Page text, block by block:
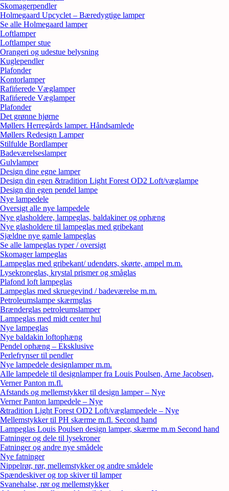
Skomagerpendler
Holmegaard Upcyclet – Bæredygtige lamper
Se alle Holmegaard lamper
Loftlamper
Loftlamper stue
Orangeri og udestue belysning
Kuglependler
Plafonder
Kontorlamper
Rafińerede Væglamper
Rafińerede Væglamper
Plafonder
Det grønne hjørne
Møllers Herregårds lamper. Håndsamlede
Møllers Redesign Lamper
Stilfulde Bordlamper
Badeværelseslamper
Gulvlamper
Design dine egne lamper
Design din egen &tradition Light Forest OD2 Loft/væglampe
Design din egen pendel lampe
Nye lampedele
Oversigt alle nye lampedele
Nye glasholdere, lampeglas, baldakiner og ophæng
Nye glasholdere til lampeglas med gribekant
Sjældne nye gamle lampeglas
Se alle lampeglas typer / oversigt
Skomager lampeglas
Lampeglas med gribekant/ udendørs, skørte, ampel m.m.
Lysekroneglas, krystal prismer og småglas
Plafond loft lampeglas
Lampeglas med skruegevind / badeværelse m.m.
Petroleumslampe skærmglas
Brænderglas petroleumslamper
Lampeglas med midt center hul
Nye lampeglas
Nye baldakin loftophæng
Pendel ophæng – Eksklusive
Perlefrynser til pendler
Nye lampedele designlamper m.m.
Alle lampedele til designlamper fra Louis Poulsen, Arne Jacobsen,
Verner Panton m.fl.
Afstands og mellemstykker til design lamper – Nye
Verner Panton lampedele – Nye
&tradition Light Forest OD2 Loft/væglampedele – Nye
Mellemstykker til PH skærme m.fl. Second hand
Lampeglas Louis Poulsen design lamper, skærme m.m Second hand
Fatninger og dele til lysekroner
Fatninger og andre nye smådele
Nye fatninger
Nippelrør, rør, mellemstykker og andre smådele
Spændeskiver og top skiver til lamper
Svanehalse, rør og mellemstykker